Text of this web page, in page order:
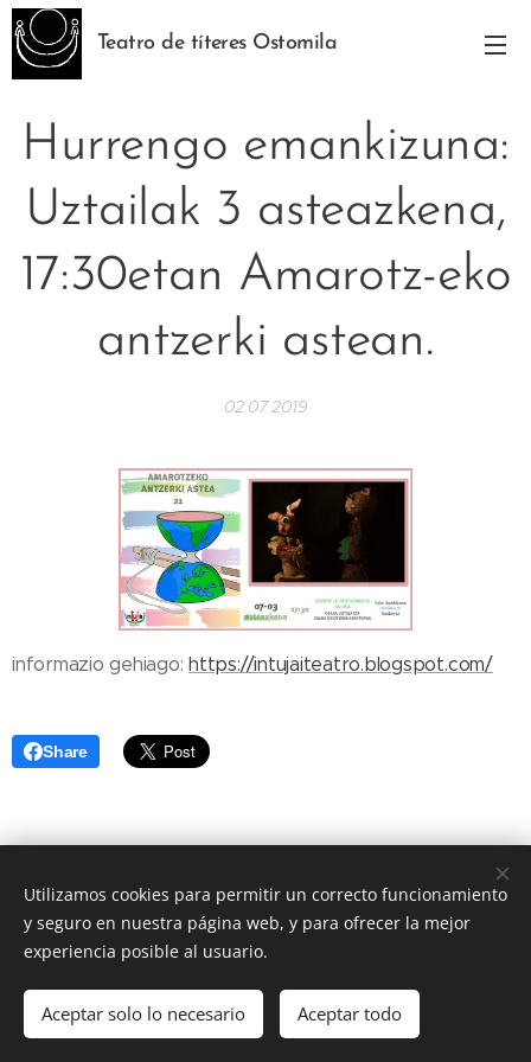
Teatro de títeres Ostomila
Hurrengo emankizuna:
Uztailak 3 asteazkena,
17:30etan Amarotz-eko
antzerki astean.
02.07.2019
informazio gehiago:https://intujaiteatro.blogspot.com/
Share
Ostomila Txotxongilo taldea
titeresostomila@gmail.com
Idiomas
Español
Euskara
Utilizamos cookies para permitir un correcto funcionamiento
y seguro en nuestra página web, y para ofrecer la mejor
experiencia posible al usuario.
Aceptar solo lo necesario Aceptar todo